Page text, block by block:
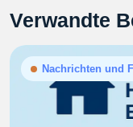
Verwandte
Nachrichten und